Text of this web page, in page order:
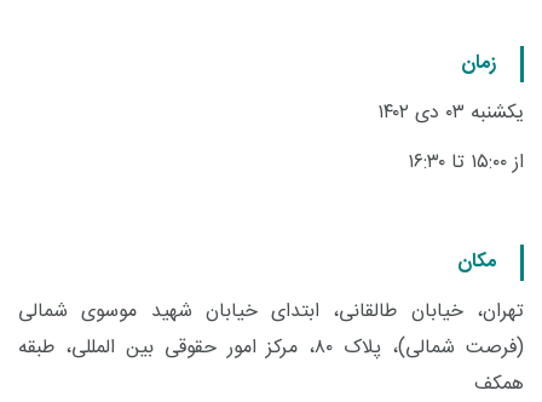
زمان
یکشنبه ۰۳ دی ۱۴۰۲
از ۱۵:۰۰ تا ۱۶:۳۰
مکان
تهران، خیابان طالقانی، ابتدای خیابان شهید موسوی شمالی
(فرصت شمالی)، پلاک ۸۰، مرکز امور حقوقی بین المللی، طبقه
همکف